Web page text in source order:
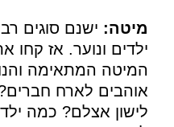
מיטה: ישנם סוגים
ילדים ונוער. אז קחו
המיטה המתאימה
אוהבים לארח
לישון אצלם? כמה